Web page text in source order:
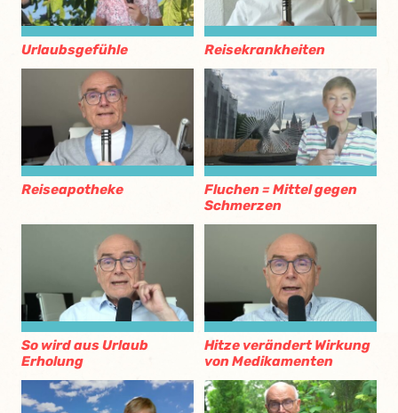
Urlaubsgefühle Reisekrankheiten
Reiseapotheke
Fluchen = Mittel gegen
Schmerzen
So wird aus Urlaub
Erholung
Hitze verändert Wirkung
von Medikamenten